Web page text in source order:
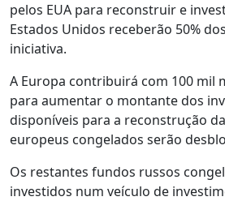
pelos EUA para reconstruir e
Estados Unidos receberão 50%
iniciativa.
A Europa contribuirá com 100 mil
para aumentar o montante dos
disponíveis para a reconstrução
europeus congelados serão
Os restantes fundos russos
investidos num veículo de